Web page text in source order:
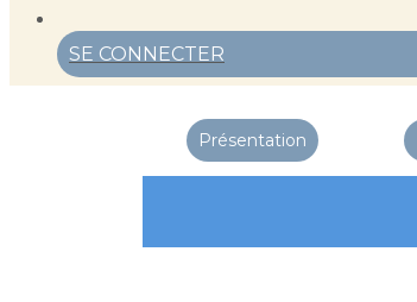
SE CONNECTER
Présentation